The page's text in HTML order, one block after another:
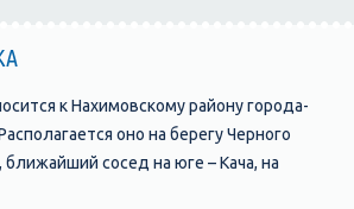
к Нахимовскому району города-
оно на берегу Черного
сосед на юге – Кача, на